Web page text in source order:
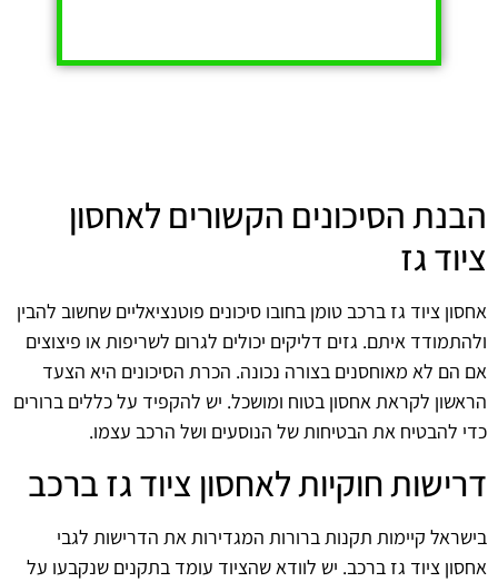
הבנת הסיכונים הקשורים לאחסון
ציוד גז
אחסון ציוד גז ברכב טומן בחובו סיכונים פוטנציאליים שחשוב להבין
ולהתמודד איתם. גזים דליקים יכולים לגרום לשריפות או פיצוצים
אם הם לא מאוחסנים בצורה נכונה. הכרת הסיכונים היא הצעד
הראשון לקראת אחסון בטוח ומושכל. יש להקפיד על כללים ברורים
כדי להבטיח את הבטיחות של הנוסעים ושל הרכב עצמו.
דרישות חוקיות לאחסון ציוד גז ברכב
בישראל קיימות תקנות ברורות המגדירות את הדרישות לגבי
אחסון ציוד גז ברכב. יש לוודא שהציוד עומד בתקנים שנקבעו על